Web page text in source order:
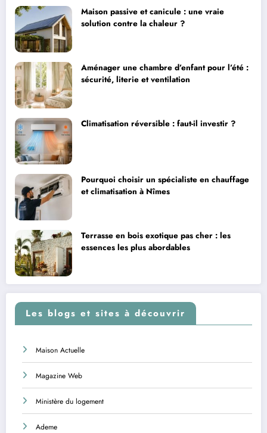
Maison passive et canicule : une vraie
solution contre la chaleur ?
Aménager une chambre d’enfant pour l’été :
sécurité, literie et ventilation
Climatisation réversible : faut-il investir ?
Pourquoi choisir un spécialiste en chauffage
et climatisation à Nîmes
Terrasse en bois exotique pas cher : les
essences les plus abordables
Les blogs et sites à découvrir
Maison Actuelle
Magazine Web
Ministère du logement
Ademe